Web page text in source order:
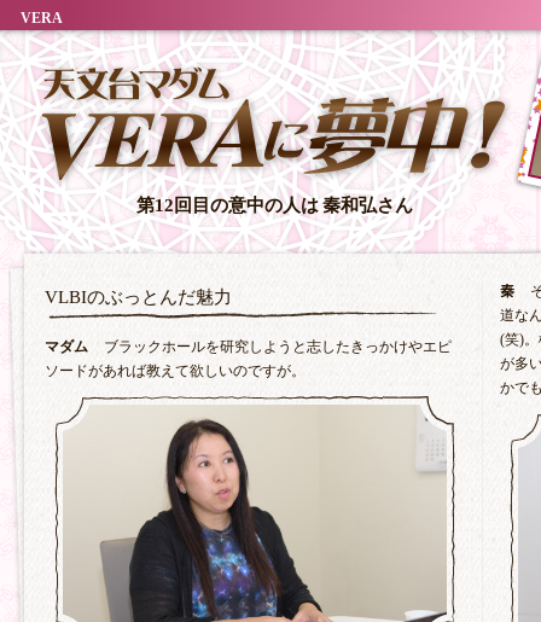
VERA
第12回目の意中の人は 秦和弘さん
VLBIのぶっとんだ魅力
マダム
ブラックホールを研究しようと志したきっかけやエピ
ソードがあれば教えて欲しいのですが。
秦
道な
(笑)
が多
かで